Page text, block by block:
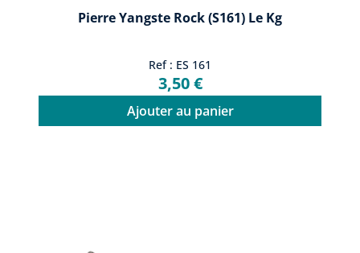
Pierre Yangste Rock (S161) Le Kg
Ref : ES 161
3,50 €
Ajouter au panier